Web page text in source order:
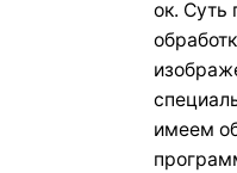
ок.
имеем